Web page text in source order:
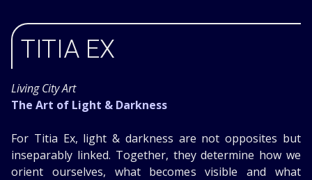
TITIA EX
Living City Art
The Art of Light & Darkness
For Titia Ex, light & darkness are not opposites but
inseparably linked. Together, they determine how we
orient ourselves, what becomes visible and what